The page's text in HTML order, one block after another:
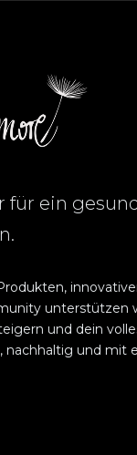
für ein
unterstützen
und dein
nachhaltig und mit